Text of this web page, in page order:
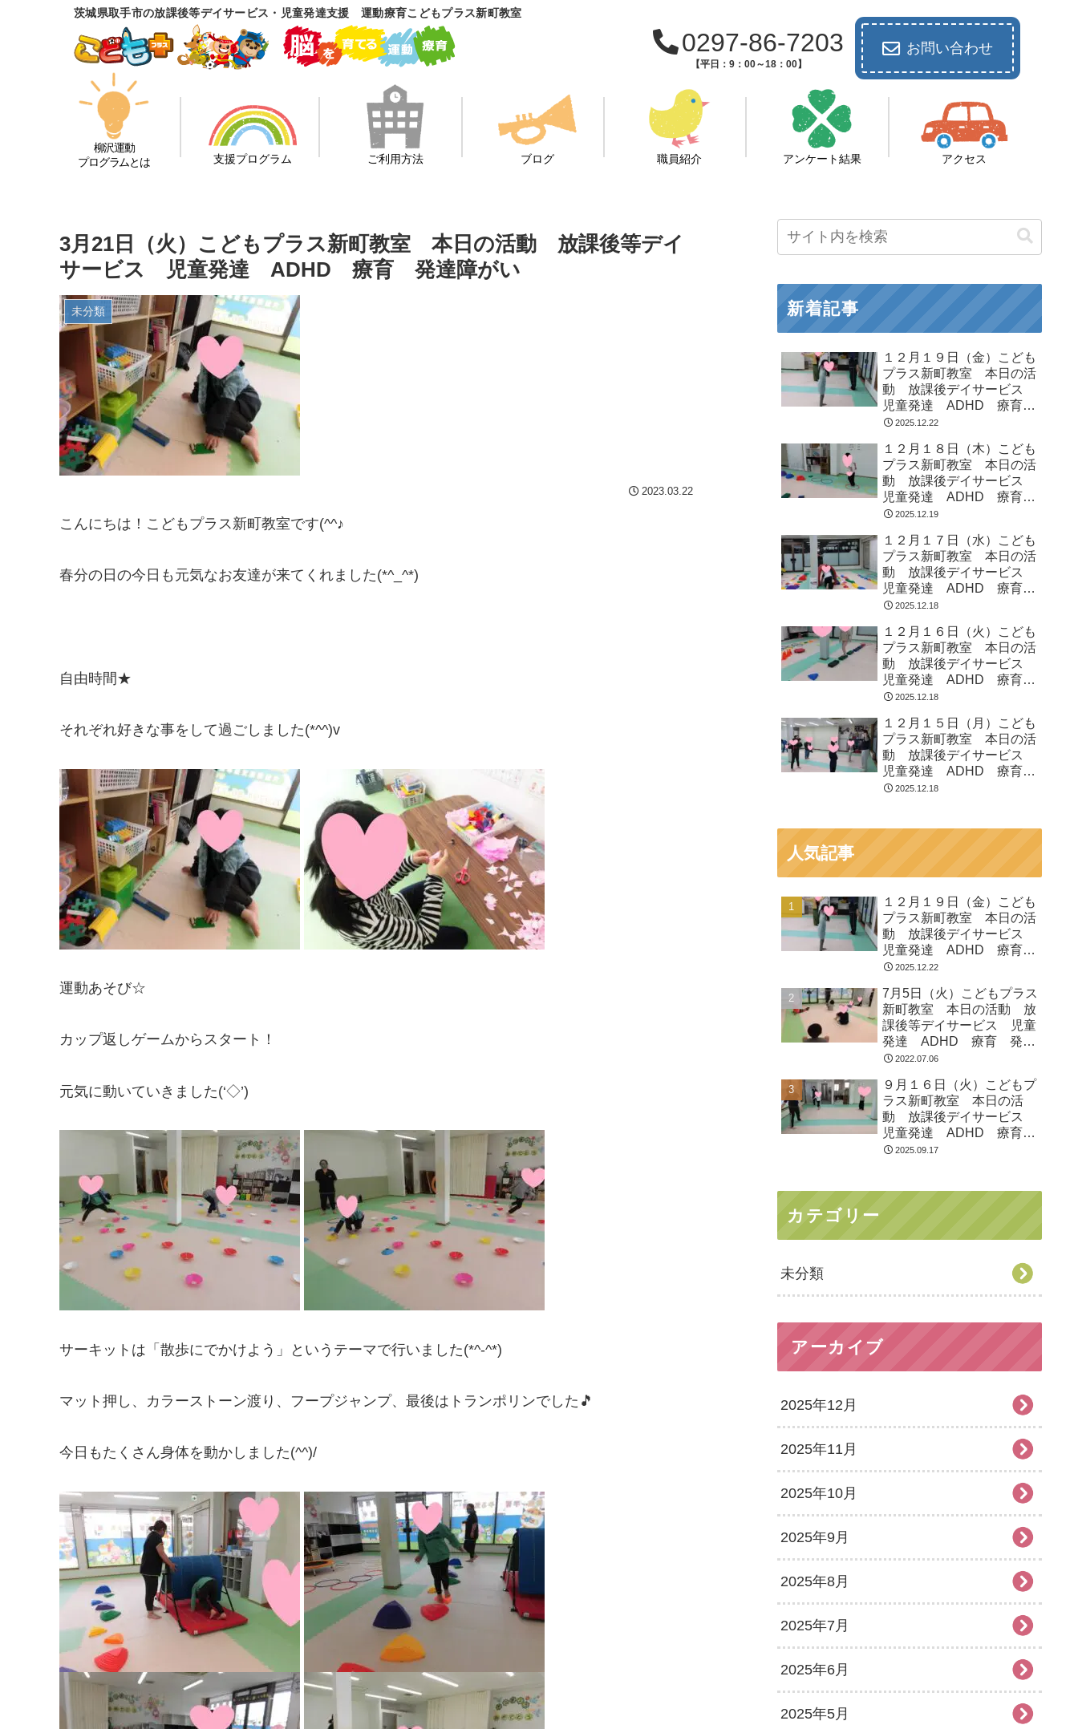
茨城県取手市の放課後等デイサービス・児童発達支援 運動療育こどもプラス新町教室
0297-86-7203
【平日：9：00～18：00】
お問い合わせ
柳沢運動
プログラムとは
支援プログラム ご利用方法 ブログ 職員紹介 アンケート結果 アクセス
3月21日（火）こどもプラス新町教室 本日の活動 放課後等デイ
サービス 児童発達 ADHD 療育 発達障がい
未分類
2023.03.22
こんにちは！こどもプラス新町教室です(^^♪
春分の日の今日も元気なお友達が来てくれました(*^_^*)
自由時間★
それぞれ好きな事をして過ごしました(*^^)v
運動あそび☆
カップ返しゲームからスタート！
元気に動いていきました(‘◇’)ゞ
サーキットは「散歩にでかけよう」というテーマで行いました(*^-^*)
マット押し、カラーストーン渡り、フープジャンプ、最後はトランポリンでした🎵
今日もたくさん身体を動かしました(^^)/
新着記事
１２月１９日（金）こども
プラス新町教室 本日の活
動 放課後デイサービス
児童発達 ADHD 療育
発達障がい
2025.12.22
１２月１８日（木）こども
プラス新町教室 本日の活
動 放課後デイサービス
児童発達 ADHD 療育
発達障がい
2025.12.19
１２月１７日（水）こども
プラス新町教室 本日の活
動 放課後デイサービス
児童発達 ADHD 療育
発達障がい
2025.12.18
１２月１６日（火）こども
プラス新町教室 本日の活
動 放課後デイサービス
児童発達 ADHD 療育
発達障がい
2025.12.18
１２月１５日（月）こども
プラス新町教室 本日の活
動 放課後デイサービス
児童発達 ADHD 療育
発達障がい
2025.12.18
人気記事
１２月１９日（金）こども
プラス新町教室 本日の活
動 放課後デイサービス
児童発達 ADHD 療育
発達障がい
2025.12.22
7月5日（火）こどもプラス
新町教室 本日の活動 放
課後等デイサービス 児童
発達 ADHD 療育 発達
障がい
2022.07.06
９月１６日（火）こどもプ
ラス新町教室 本日の活
動 放課後デイサービス
児童発達 ADHD 療育
発達障がい
2025.09.17
カテゴリー
未分類
アーカイブ
2025年12月
2025年11月
2025年10月
2025年9月
2025年8月
2025年7月
2025年6月
2025年5月